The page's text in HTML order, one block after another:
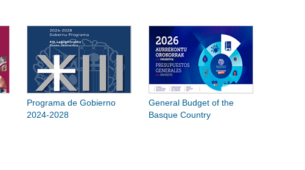
Programa de Gobierno
2024-2028
General Budget of the
Basque Country